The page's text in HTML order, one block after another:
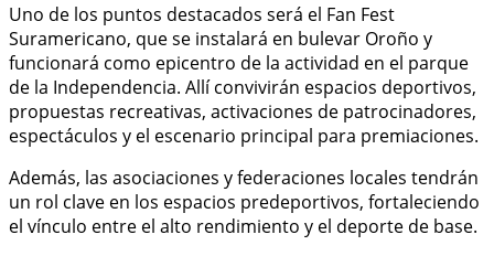
Uno de los puntos destacados será el Fan Fest
Suramericano, que se instalará en bulevar Oroño y
funcionará como epicentro de la actividad en el parque
de la Independencia. Allí convivirán espacios deportivos,
propuestas recreativas, activaciones de patrocinadores,
espectáculos y el escenario principal para premiaciones.
Además, las asociaciones y federaciones locales tendrán
un rol clave en los espacios predeportivos, fortaleciendo
el vínculo entre el alto rendimiento y el deporte de base.